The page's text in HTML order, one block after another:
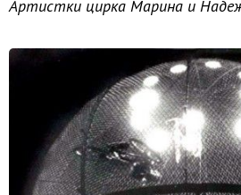
Артистки цирка Марина и